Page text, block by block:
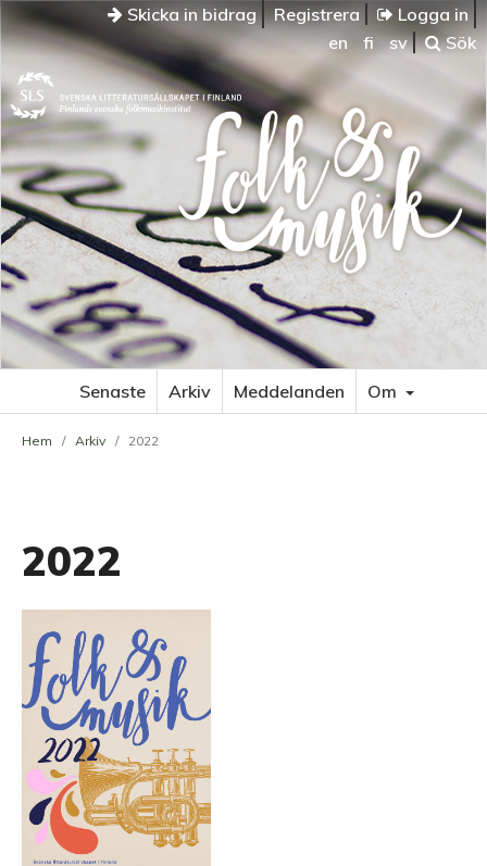
Skicka in bidrag Registrera
Logga in
en
fi sv Sök
Senaste Arkiv Meddelanden Om
Hem / Arkiv / 2022
2022